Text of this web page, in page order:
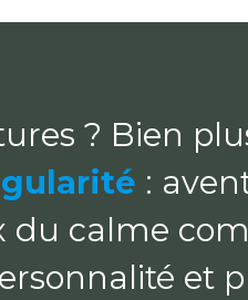
du calme
et